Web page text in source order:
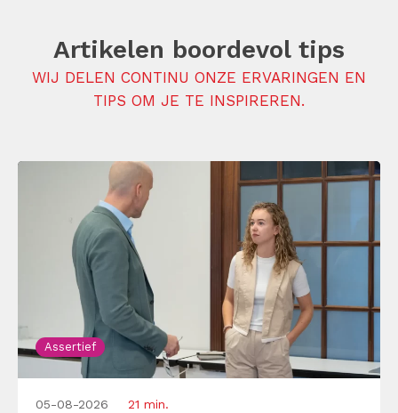
Artikelen boordevol tips
WIJ DELEN CONTINU ONZE ERVARINGEN EN
TIPS OM JE TE INSPIREREN.
Assertief
05-08-2026 21 min.